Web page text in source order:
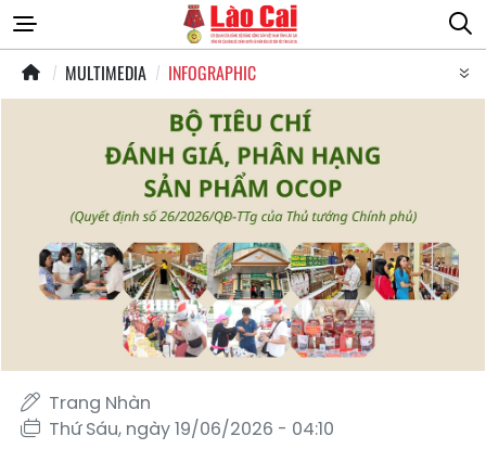
MULTIMEDIA INFOGRAPHIC
Trang Nhàn
Thứ Sáu, ngày 19/06/2026 - 04:10